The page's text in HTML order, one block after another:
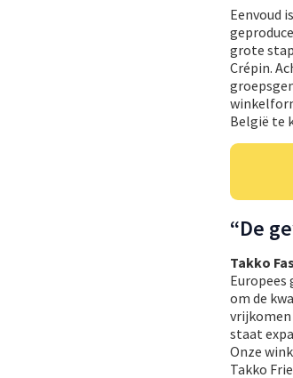
Eenvoud
grote
Crépin.
België te
“De
Takko
Europees
om de
vrijkomen
staat
Onze
Takko